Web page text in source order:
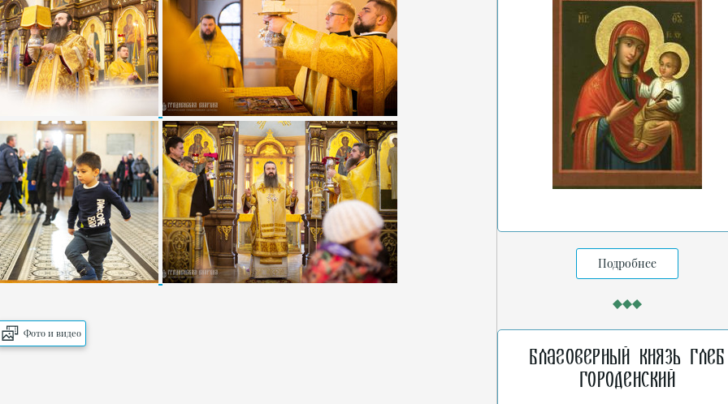
Фото и видео
Подробнее
Благоверный князь Глеб
Городенский